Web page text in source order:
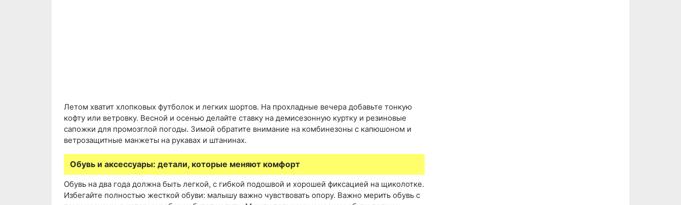
Летом хватит хлопковых футболок и легких шортов. На прохладные вечера добавьте тонкую
кофту или ветровку. Весной и осенью делайте ставку на демисезонную куртку и резиновые
сапожки для промозглой погоды. Зимой обратите внимание на комбинезоны с капюшоном и
ветрозащитные манжеты на рукавах и штанинах.
Обувь и аксессуары: детали, которые меняют комфорт
Обувь на два года должна быть легкой, с гибкой подошвой и хорошей фиксацией на щиколотке.
Избегайте полностью жесткой обуви: малышу важно чувствовать опору. Важно мерить обувь с